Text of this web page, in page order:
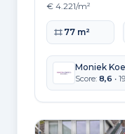
€ 4.221/m²
Woonoppervlakte
77 m²
Moniek
Score: 8,6 •